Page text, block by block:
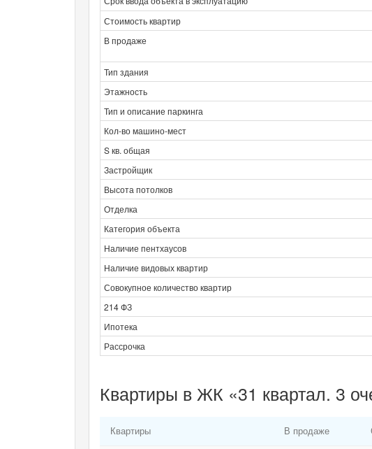
Стоимость квартир
В продаже
Тип здания
Этажность
Тип и описание паркинга
Кол-во машино-мест
S кв. общая
Застройщик
Высота потолков
Отделка
Категория объекта
Наличие пентхаусов
Наличие видовых квартир
Совокупное количество квартир
214 ФЗ
Ипотека
Рассрочка
Квартиры в ЖК «31 квартал. 3
Квартиры В продаже